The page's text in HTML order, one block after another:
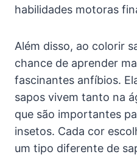
habilidades motoras
Além disso, ao colorir
chance de aprender
fascinantes anfíbios.
sapos vivem tanto na
que são importantes
insetos. Cada cor
um tipo diferente de